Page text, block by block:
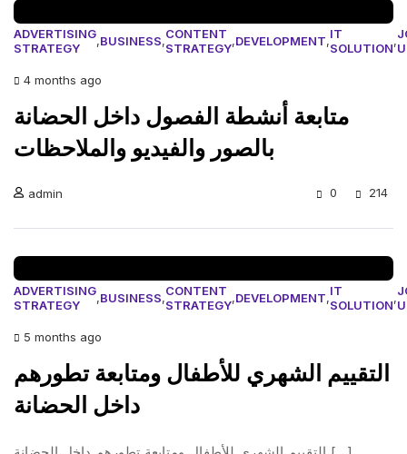
ADVERTISING
STRATEGY
,BUSINESS,CONTENT
STRATEGY,DEVELOPMENT,IT
SOLUTION,
4 months ago
متابعة أنشطة الفصول داخل الحضانة
بالصور والفيديو والملاحظات
admin 0 214
ADVERTISING
STRATEGY
,BUSINESS,CONTENT
STRATEGY,DEVELOPMENT,IT
SOLUTION,
5 months ago
التقييم الشهري للأطفال ومتابعة تطورهم
داخل الحضانة